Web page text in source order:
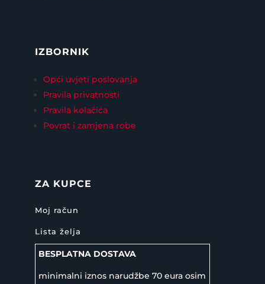
IZBORNIK
Opći uvjeti poslovanja
Pravila privatnosti
Pravila kolačića
Povrat i zamjena robe
ZA KUPCE
Moj račun
Lista želja
BESPLATNA DOSTAVA
minimalni iznos narudžbe 70 eura osim